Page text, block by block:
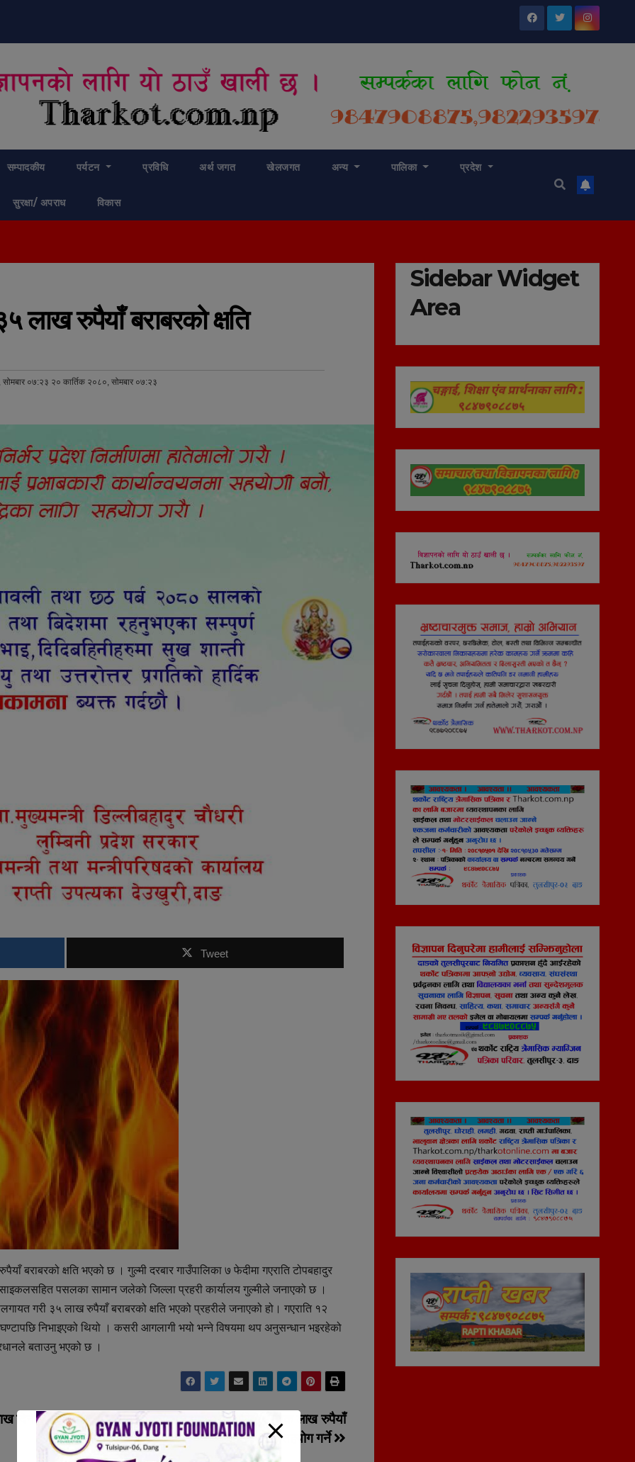
सम्पादकीय पर्यटन प्रविधि अर्थ जगत खेलजगत अन्य पालिका प्रदेश
सुरक्षा/ अपराध विकास
लाख रुपैयाँ बराबरको क्षति
०७:२३ २० कार्तिक २०८०, सोमबार ०७:२३
Tweet
बराबरको क्षति भएको छ । गुल्मी दरबार गाउँपालिका ७ फेदीमा गएराति टोपबहादुर
पसलका सामान जलेको जिल्ला प्रहरी कार्यालय गुल्मीले जनाएको छ ।
गरी ३५ लाख रुपैयाँ बराबरको क्षति भएको प्रहरीले जनाएको हो। गएराति १२
निभाइएको थियो । कसरी आगलागी भयो भन्ने विषयमा थप अनुसन्धान भइरहेको
बताउनु भएको छ ।
दाङको राप्ती गाउँपालिकाले भूकम्प प्रभावितलाई एक लाख रुपैयाँ
सहयोग गर्ने
दिने
Sidebar Widget
Area